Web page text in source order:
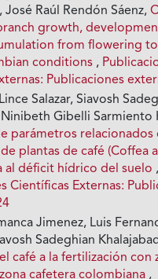
José Raúl Rendón Sáenz,
growth,
from flowering
conditions ,
Publicaciones
Salazar, Siavosh
Ninibeth Gibelli Sarmiento
parámetros relacionados
plantas de café (Coffea
al déficit hídrico del suelo ,
Científicas Externas:
Jimenez, Luis
Sadeghian
café a la fertilización con
cafetera colombiana ,